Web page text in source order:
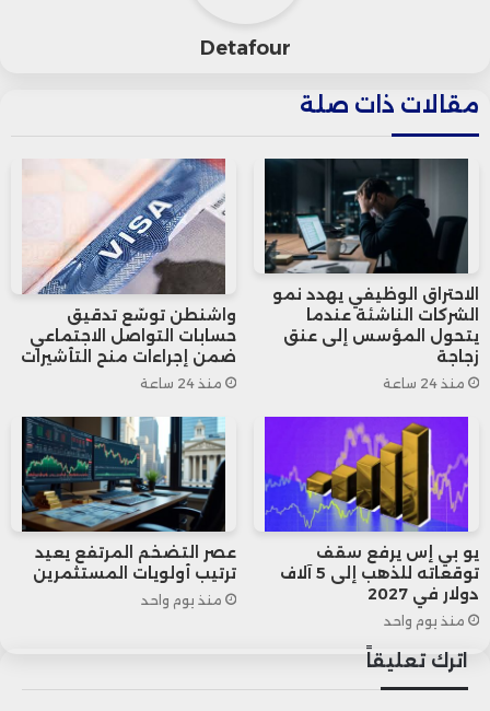
ومن المقرر أن يجتمع ثمانية من أعضاء
أوبك+، المسؤولين عن ضخ نحو نصف
الإمدادات النفطية العالمية، عبر الإنترنت في
السابع من سبتمبر لمراجعة مستويات الإنتاج
واتخاذ القرار المناسب لشهر أكتوبر.
Detafour
مقالات ذات صلة
الاحتراق الوظيفي يهدد نمو
الشركات الناشئة عندما
يتحول المؤسس إلى عنق
زجاجة
منذ 24 ساعة
واشنطن توسّع تدقيق
حسابات التواصل الاجتماعي
ضمن إجراءات منح التأشيرات
منذ 24 ساعة
يو بي إس يرفع سقف
توقعاته للذهب إلى 5 آلاف
دولار في 2027
منذ يوم واحد
عصر التضخم المرتفع يعيد
ترتيب أولويات المستثمرين
منذ يوم واحد
اترك تعليقاً